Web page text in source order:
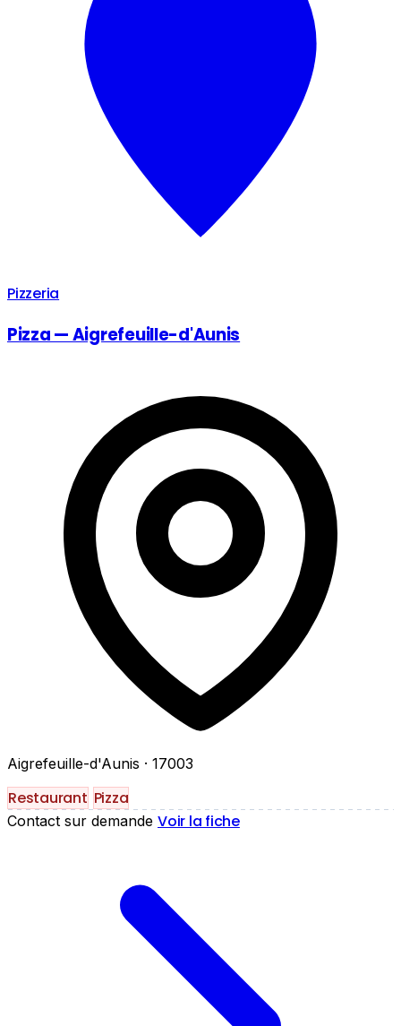
Pizzeria
Pizza — Aigrefeuille-d'Aunis
Aigrefeuille-d'Aunis · 17003
Restaurant Pizza
Contact sur demande Voir la fiche